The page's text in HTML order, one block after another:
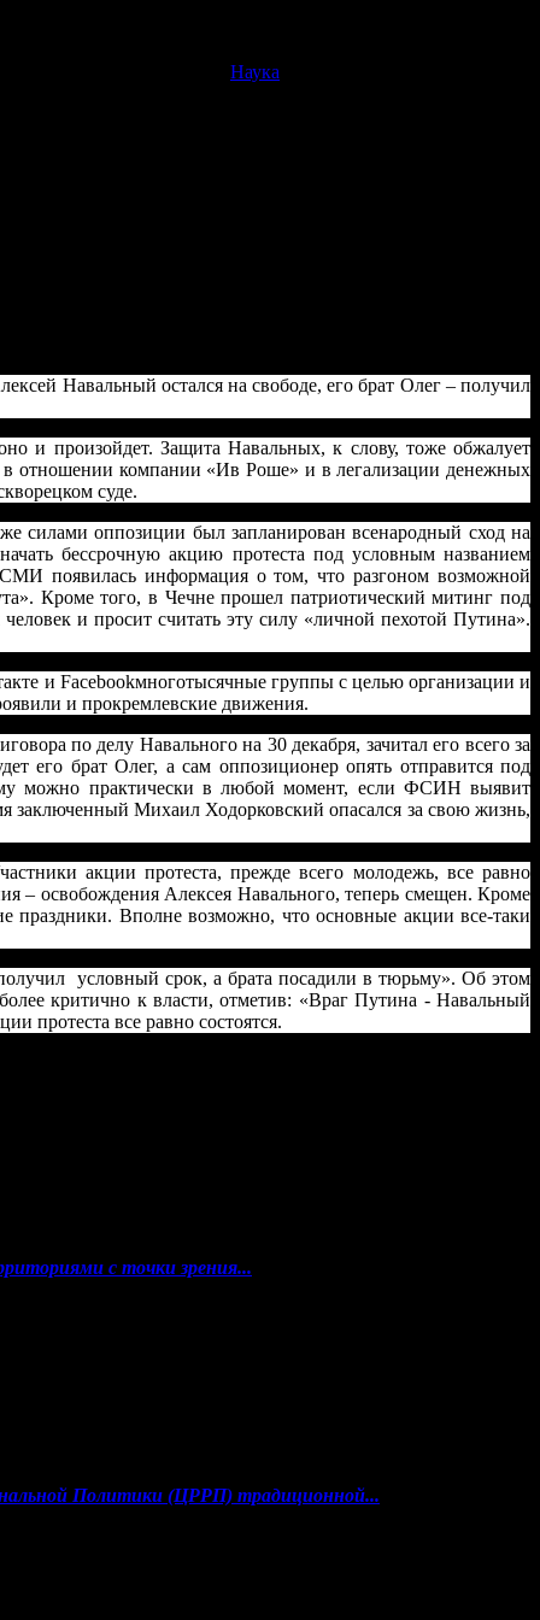
Наука
Навальный остался на свободе, его брат Олег – получил
и произойдет. Защита Навальных, к слову, тоже обжалует
отношении компании «Ив Роше» и в легализации денежных
суде.
силами оппозиции был запланирован всенародный сход на
бессрочную акцию протеста под условным названием
появилась информация о том, что разгоном возможной
Кроме того, в Чечне прошел патриотический митинг под
и просит считать эту силу «личной пехотой Путина».
и Facebookмноготысячные группы с целью организации и
и прокремлевские движения.
по делу Навального на 30 декабря, зачитал его всего за
его брат Олег, а сам оппозиционер опять отправится под
можно практически в любой момент, если ФСИН выявит
заключенный Михаил Ходорковский опасался за свою жизнь,
акции протеста, прежде всего молодежь, все равно
– освобождения Алексея Навального, теперь смещен. Кроме
праздники. Вполне возможно, что основные акции все-таки
условный срок, а брата посадили в тюрьму». Об этом
критично к власти, отметив: «Враг Путина - Навальный
протеста все равно состоятся.
с точки зрения...
Политики (ЦРРП) традиционной...